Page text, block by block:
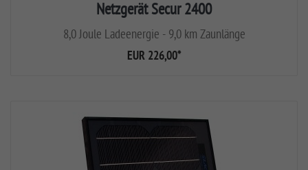
Netzgerät Secur 2400
8,0 Joule Ladeenergie - 9,0 km Zaunlänge
EUR 226,00*